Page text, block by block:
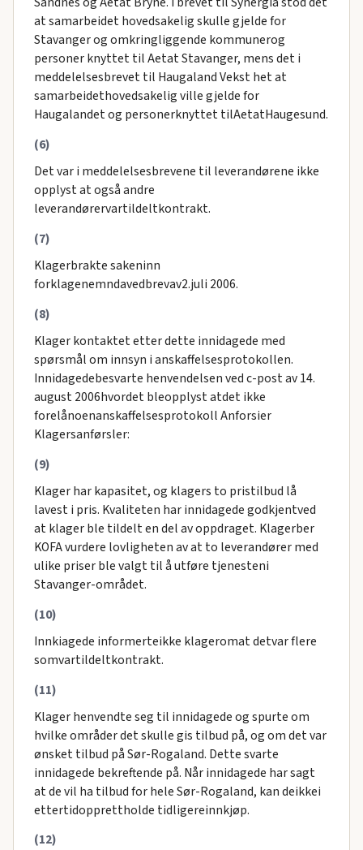
at samarbeidet hovedsakelig skulle gjelde for
Stavanger og omkringliggende kommunerog
personer knyttet til Aetat Stavanger, mens det i
meddelelsesbrevet til Haugaland Vekst het at
samarbeidethovedsakelig ville gjelde for
Haugalandet og personerknyttet tilAetatHaugesund.
(6)
Det var i meddelelsesbrevene til leverandørene ikke
opplyst at også andre
leverandørervartildeltkontrakt.
(7)
Klagerbrakte sakeninn
forklagenemndavedbrevav2.juli 2006.
(8)
Klager kontaktet etter dette innidagede med
spørsmål om innsyn i anskaffelsesprotokollen.
Innidagedebesvarte henvendelsen ved c-post av 14.
august 2006hvordet bleopplyst atdet ikke
forelånoenanskaffelsesprotokoll Anforsier
Klagersanførsler:
(9)
Klager har kapasitet, og klagers to pristilbud lå
lavest i pris. Kvaliteten har innidagede godkjentved
at klager ble tildelt en del av oppdraget. Klagerber
KOFA vurdere lovligheten av at to leverandører med
ulike priser ble valgt til å utføre tjenesteni
Stavanger-området.
(10)
Innkiagede informerteikke klageromat detvar flere
somvartildeltkontrakt.
(11)
Klager henvendte seg til innidagede og spurte om
hvilke områder det skulle gis tilbud på, og om det var
ønsket tilbud på Sør-Rogaland. Dette svarte
innidagede bekreftende på. Når innidagede har sagt
at de vil ha tilbud for hele Sør-Rogaland, kan deikkei
ettertidopprettholde tidligereinnkjøp.
(12)